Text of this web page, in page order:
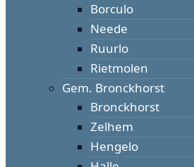
Borculo
Neede
Ruurlo
Rietmolen
Gem. Bronckhorst
Bronckhorst
Zelhem
Hengelo